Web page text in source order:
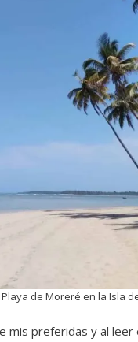
Playa de Moreré en la Isla
mis preferidas y al